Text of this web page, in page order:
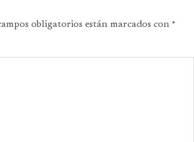
obligatorios están marcados con *